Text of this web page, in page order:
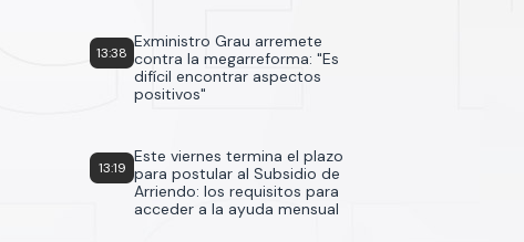
13:38
Exministro Grau arremete
contra la megarreforma: "Es
difícil encontrar aspectos
positivos"
13:19
Este viernes termina el plazo
para postular al Subsidio de
Arriendo: los requisitos para
acceder a la ayuda mensual